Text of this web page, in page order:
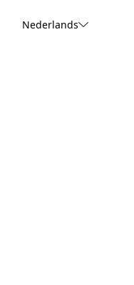
Nederlands